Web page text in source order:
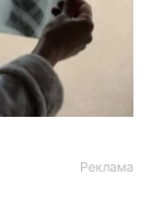
Реклама